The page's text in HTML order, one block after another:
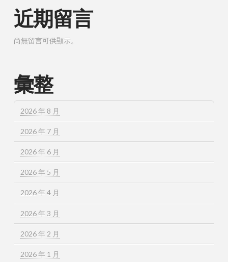
近期留言
尚無留言可供顯示。
彙整
2026 年 8 月
2026 年 7 月
2026 年 6 月
2026 年 5 月
2026 年 4 月
2026 年 3 月
2026 年 2 月
2026 年 1 月